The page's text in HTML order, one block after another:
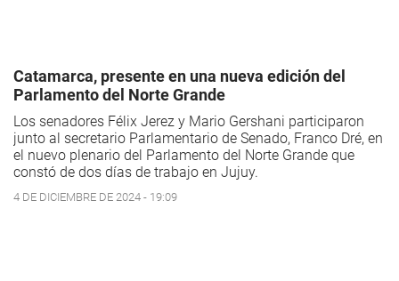
Catamarca, presente en una nueva edición del
Parlamento del Norte Grande
Los senadores Félix Jerez y Mario Gershani participaron
junto al secretario Parlamentario de Senado, Franco Dré, en
el nuevo plenario del Parlamento del Norte Grande que
constó de dos días de trabajo en Jujuy.
4 DE DICIEMBRE DE 2024 - 19:09